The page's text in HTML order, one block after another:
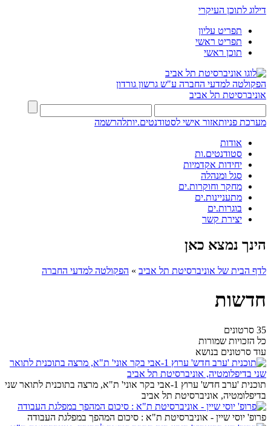
דילוג לתוכן העיקרי
תפריט עליון
תפריט ראשי
תוכן ראשי
הפקולטה למדעי החברה ע"ש גרשון גורדון
אוניברסיטת תל אביב
מערכת פניותאזור אישי לסטודנטים.יותלהרשמה
אודות
סטודנטים.ות
יחידות אקדמיות
סגל ומנהלה
מחקר וחוקרות.ים
מתעניינות.ים
בוגרות.ים
יצירת קשר
הינך נמצא כאן
לדף הבית של אוניברסיטת תל אביב » הפקולטה למדעי החברה
חדשות
35 סרטונים
כל הזכויות שמורות
עוד סרטונים בנושא
תוכנית 'ערב חדש' ערוץ 1-אבי בקר אוני' ת"א, מרצה בתוכנית לתואר שני
בדיפלומטיה, אוניברסיטת תל אביב
פרופ' יוסי שיין - אוניברסיטת ת"א : סיכום המהפך במפלגת העבודה